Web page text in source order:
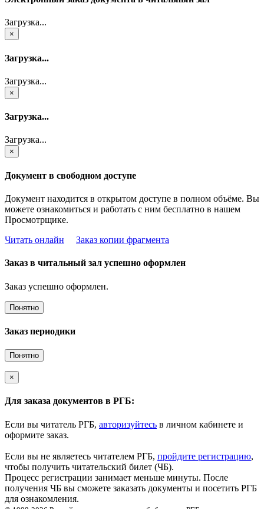
Загрузка...
×
Загрузка...
Загрузка...
×
Загрузка...
Загрузка...
×
Документ в свободном доступе
Документ находится в открытом доступе в полном объёме. Вы
можете ознакомиться и работать с ним бесплатно в нашем
Просмотрщике.
Читать онлайн
Заказ копии фрагмента
Заказ в читальный зал успешно оформлен
Заказ успешно оформлен.
Понятно
Заказ периодики
Понятно
×
Для заказа документов в РГБ:
Если вы читатель РГБ, авторизуйтесь в личном кабинете и
оформите заказ.
Если вы не являетесь читателем РГБ, пройдите регистрацию,
чтобы получить читательский билет (ЧБ).
Процесс регистрации занимает меньше минуты. После
получения ЧБ вы сможете заказать документы и посетить РГБ
для ознакомления.